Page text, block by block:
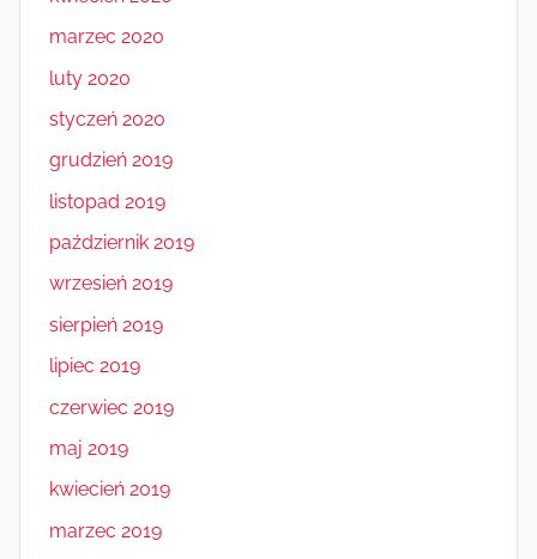
marzec 2020
luty 2020
styczeń 2020
grudzień 2019
listopad 2019
październik 2019
wrzesień 2019
sierpień 2019
lipiec 2019
czerwiec 2019
maj 2019
kwiecień 2019
marzec 2019